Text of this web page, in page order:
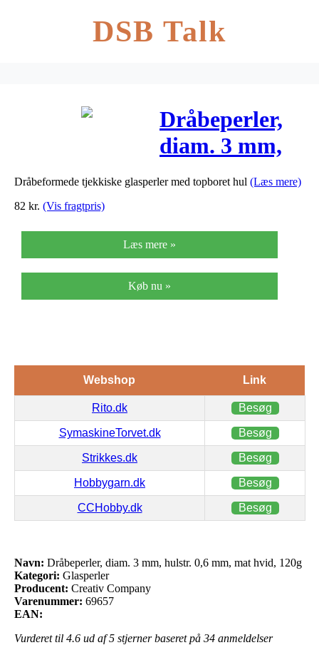
DSB Talk
Dråbeperler,
diam. 3 mm,
hulstr. 0,6
120g
Dråbeformede tjekkiske glasperler med topboret hul (Læs mere)
82 kr. (Vis fragtpris)
Læs mere »
Køb nu »
Webshop Link
Rito.dk Besøg
SymaskineTorvet.dk Besøg
Strikkes.dk Besøg
Hobbygarn.dk Besøg
CCHobby.dk Besøg
Navn: Dråbeperler, diam. 3 mm, hulstr. 0,6 mm, mat hvid, 120g
Kategori: Glasperler
Producent: Creativ Company
Varenummer: 69657
EAN:
Vurderet til 4.6 ud af 5 stjerner baseret på 34 anmeldelser